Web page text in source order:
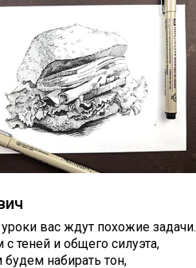
вас ждут похожие задачи.
с теней и общего силуэта,
будем набирать тон,